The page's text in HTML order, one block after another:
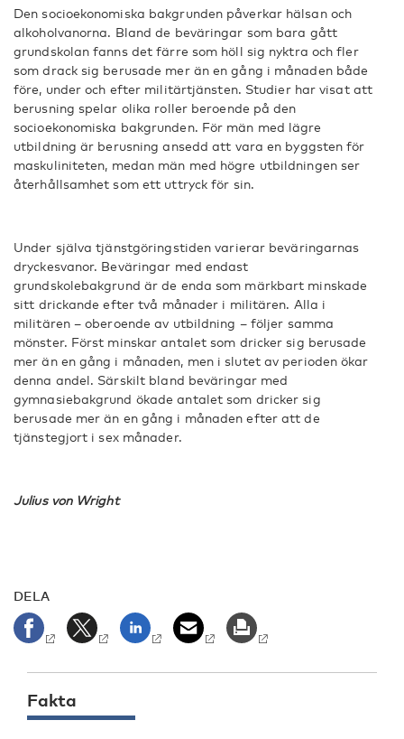
Den socioekonomiska bakgrunden påverkar hälsan och
alkoholvanorna. Bland de beväringar som bara gått
grundskolan fanns det färre som höll sig nyktra och fler
som drack sig berusade mer än en gång i månaden både
före, under och efter militärtjänsten. Studier har visat att
berusning spelar olika roller beroende på den
socioekonomiska bakgrunden. För män med lägre
utbildning är berusning ansedd att vara en byggsten för
maskuliniteten, medan män med högre utbildningen ser
återhållsamhet som ett uttryck för sin.
Under själva tjänstgöringstiden varierar beväringarnas
dryckesvanor. Beväringar med endast
grundskolebakgrund är de enda som märkbart minskade
sitt drickande efter två månader i militären. Alla i
militären – oberoende av utbildning – följer samma
mönster. Först minskar antalet som dricker sig berusade
mer än en gång i månaden, men i slutet av perioden ökar
denna andel. Särskilt bland beväringar med
gymnasiebakgrund ökade antalet som dricker sig
berusade mer än en gång i månaden efter att de
tjänstegjort i sex månader.
Julius von Wright
DELA
Fakta